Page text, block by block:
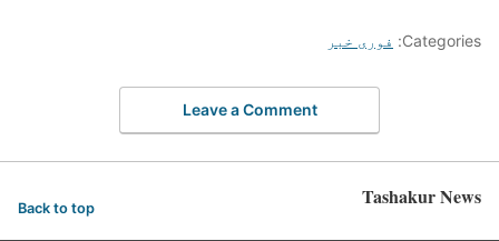
Categories: فوری خبر
Leave a Comment
Tashakur News
Back to top